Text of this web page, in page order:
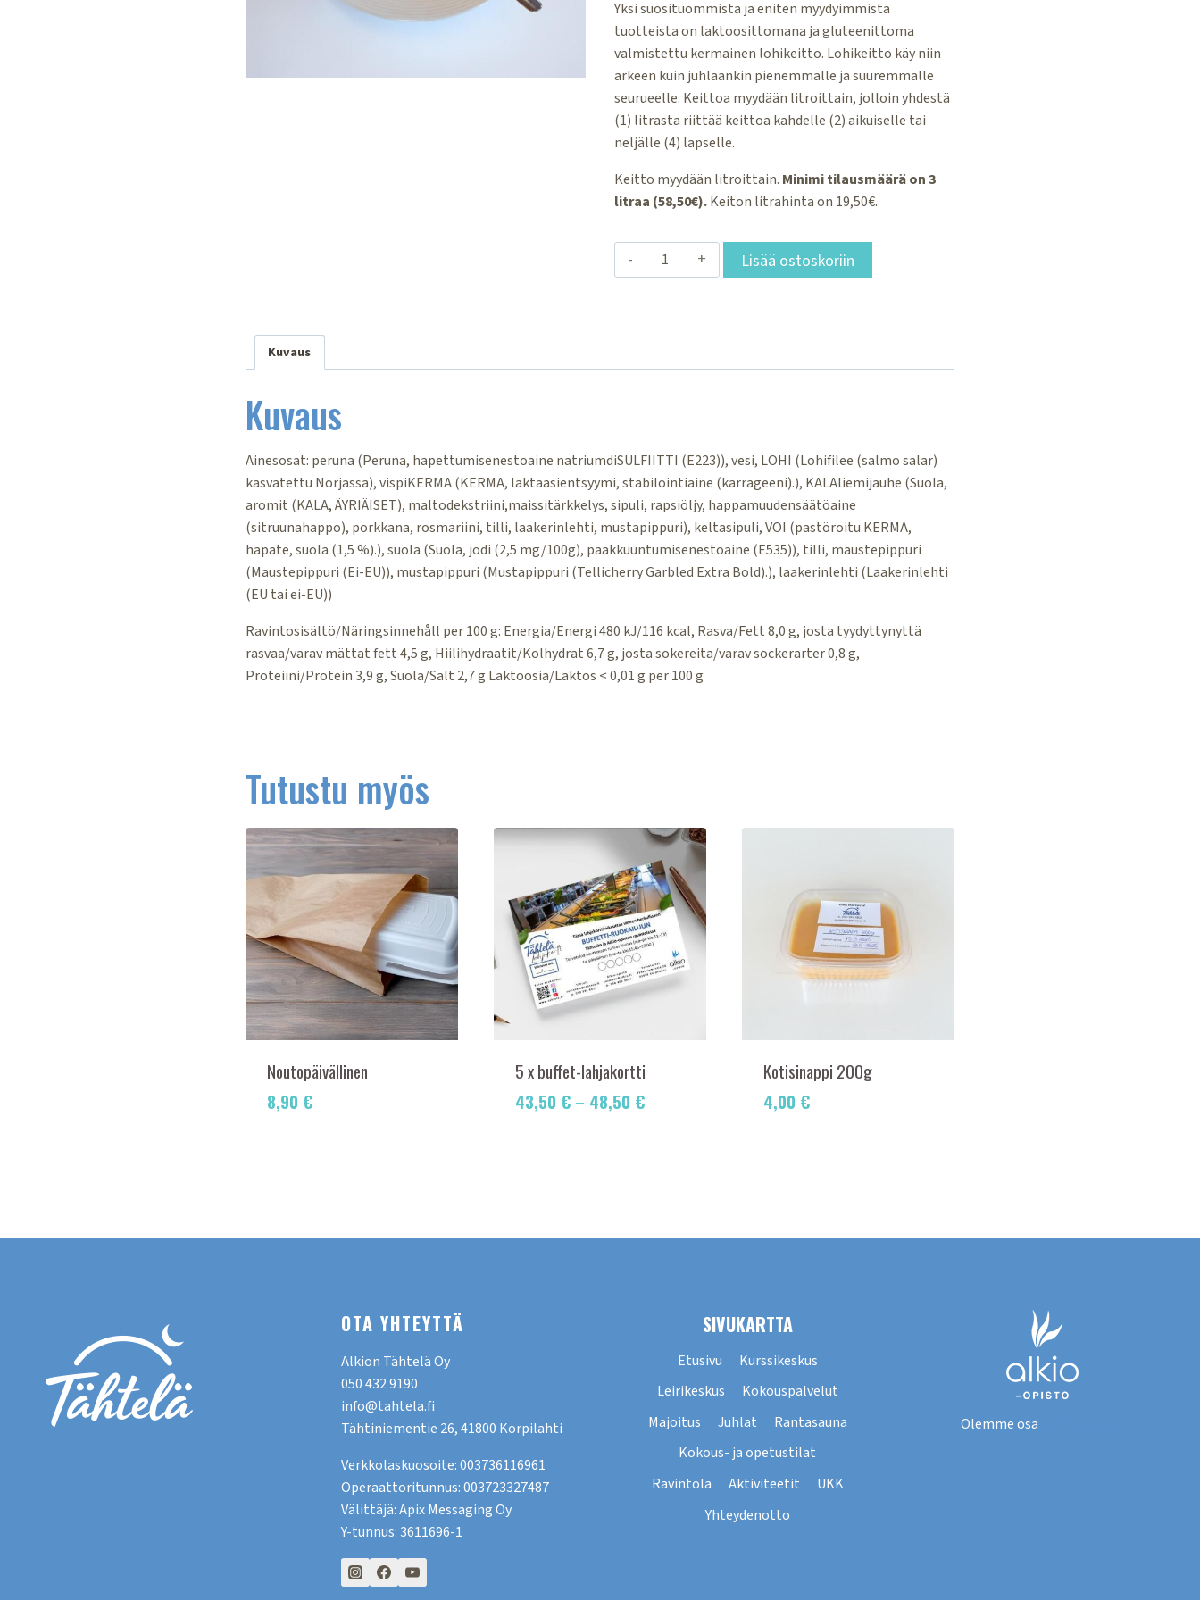
Yksi suosituommista ja eniten myydyimmistä
tuotteista on laktoosittomana ja gluteenittoma
valmistettu kermainen lohikeitto. Lohikeitto käy niin
arkeen kuin juhlaankin pienemmälle ja suuremmalle
seurueelle. Keittoa myydään litroittain, jolloin yhdestä
(1) litrasta riittää keittoa kahdelle (2) aikuiselle tai
neljälle (4) lapselle.
Keitto myydään litroittain. Minimi tilausmäärä on 3
litraa (58,50€).Keiton litrahinta on 19,50€.
Kermainen
lohikeitto,
Lisää ostoskoriin
Kuvaus
Kuvaus
Ainesosat: peruna (Peruna, hapettumisenestoaine natriumdiSULFIITTI (E223)), vesi, LOHI (Lohifilee (salmo salar)
kasvatettu Norjassa), vispiKERMA (KERMA, laktaasientsyymi, stabilointiaine (karrageeni).), KALAliemijauhe (Suola,
aromit (KALA, ÄYRIÄISET), maltodekstriini,maissitärkkelys, sipuli, rapsiöljy, happamuudensäätöaine
(sitruunahappo), porkkana, rosmariini, tilli, laakerinlehti, mustapippuri), keltasipuli, VOI (pastöroitu KERMA,
hapate, suola (1,5 %).), suola (Suola, jodi (2,5 mg/100g), paakkuuntumisenestoaine (E535)), tilli, maustepippuri
(Maustepippuri (Ei-EU)), mustapippuri (Mustapippuri (Tellicherry Garbled Extra Bold).), laakerinlehti (Laakerinlehti
(EU tai ei-EU))
Ravintosisältö/Näringsinnehåll per 100 g: Energia/Energi 480 kJ/116 kcal, Rasva/Fett 8,0 g, josta tyydyttynyttä
rasvaa/varav mättat fett 4,5 g, Hiilihydraatit/Kolhydrat 6,7 g, josta sokereita/varav sockerarter 0,8 g,
Proteiini/Protein 3,9 g, Suola/Salt 2,7 g Laktoosia/Laktos < 0,01 g per 100 g
Tutustu myös
Noutopäivällinen
8,90 €
5 x buffet-lahjakortti
43,50 € – 48,50 €
Kotisinappi 200g
4,00 €
OTA YHTEYTTÄ
Alkion Tähtelä Oy
050 432 9190
info@tahtela.fi
Tähtiniementie 26, 41800 Korpilahti
Verkkolaskuosoite: 003736116961
Operaattoritunnus: 003723327487
Välittäjä: Apix Messaging Oy
Y-tunnus: 3611696-1
SIVUKARTTA
Etusivu
Kurssikeskus
Leirikeskus
Kokouspalvelut
Majoitus
Juhlat
Rantasauna
Kokous- ja opetustilat
Ravintola
Aktiviteetit
UKK
Yhteydenotto
Olemme osa